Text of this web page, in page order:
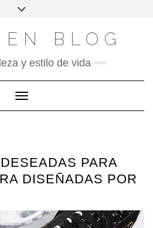
Alternar
cabeceraBLOG
y estilo de vida
Cambiar modo de navegación
PARA
DISEÑADAS POR